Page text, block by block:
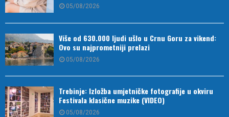
05/08/2026
Više od 630.000 ljudi ušlo u Crnu Goru za vikend:
Ovo su najprometniji prelazi
05/08/2026
Trebinje: Izložba umjetničke fotografije u okviru
Festivala klasične muzike (VIDEO)
05/08/2026